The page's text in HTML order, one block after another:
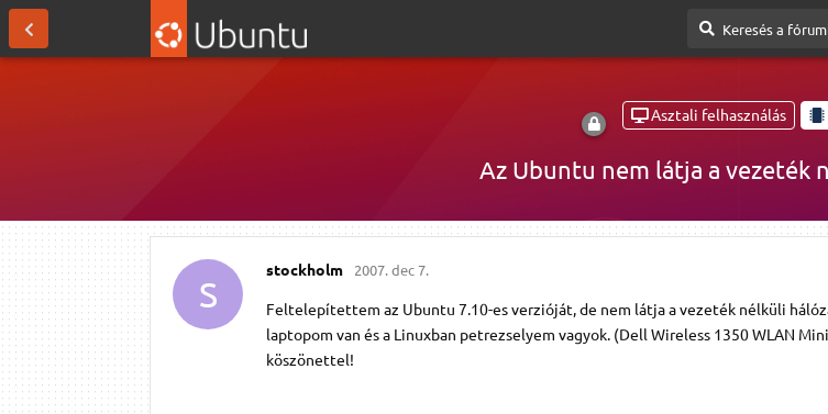
Asztali felhasználás
Az Ubuntu nem látja a vezeték
S
stockholm 2007. dec 7.
Feltelepítettem az Ubuntu 7.10-es verzióját, de nem látja a vezeték nélküli
laptopom van és a Linuxban petrezselyem vagyok. (Dell Wireless 1350 WLAN
köszönettel!